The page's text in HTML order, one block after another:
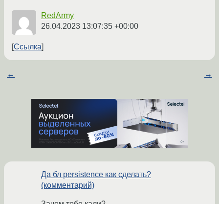
RedArmy
26.04.2023 13:07:35 +00:00
Ссылка
← →
Да бл persistence как сделать?
(комментарий)